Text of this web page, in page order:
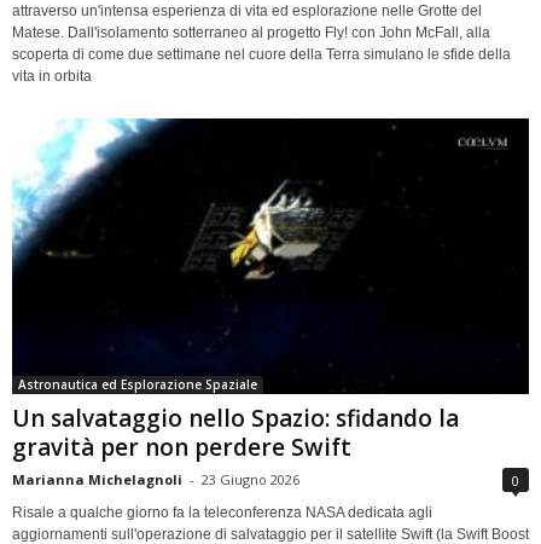
attraverso un'intensa esperienza di vita ed esplorazione nelle Grotte del
Matese. Dall'isolamento sotterraneo al progetto Fly! con John McFall, alla
scoperta di come due settimane nel cuore della Terra simulano le sfide della
vita in orbita
Astronautica ed Esplorazione Spaziale
Un salvataggio nello Spazio: sfidando la
gravità per non perdere Swift
Marianna Michelagnoli - 23 Giugno 2026 0
Risale a qualche giorno fa la teleconferenza NASA dedicata agli
aggiornamenti sull'operazione di salvataggio per il satellite Swift (la Swift Boost